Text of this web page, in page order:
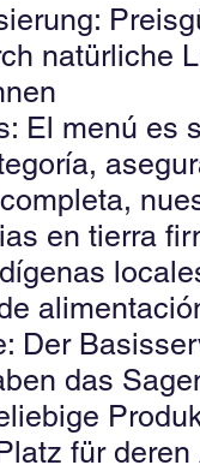
natürliche
El menú es
en tierra
Der
das
für